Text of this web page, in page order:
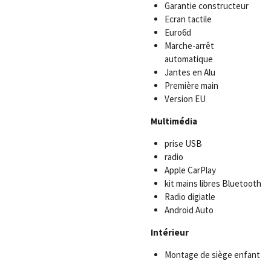
Garantie constructeur
Ecran tactile
Euro6d
Marche-arrêt
automatique
Jantes en Alu
Première main
Version EU
Multimédia
prise USB
radio
Apple CarPlay
kit mains libres Bluetooth
Radio digiatle
Android Auto
Intérieur
Montage de siège enfant